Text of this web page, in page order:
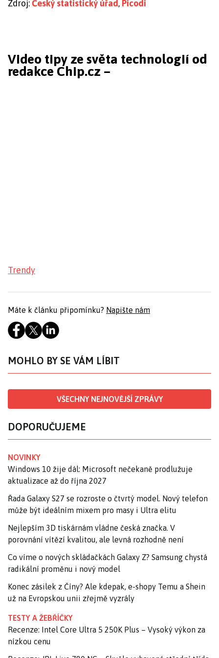
Zdroj:Český statistický úřad , Picodi
Video tipy ze světa technologií od
redakce Chip.cz –
Trendy
Máte k článku připomínku? Napište nám
MOHLO BY SE VÁM LÍBIT
VŠECHNY NEJNOVĚJŠÍ ZPRÁVY
DOPORUČUJEME
NOVINKY
Windows 10 žije dál: Microsoft nečekaně prodlužuje
aktualizace až do října 2027
Řada Galaxy S27 se rozroste o čtvrtý model. Nový telefon
může být ideálním mixem pro masy i Ultra elitu
Nejlepším 3D tiskárnám vládne česká značka. V
porovnání vítězí kvalitou, ale levná rozhodně není
Co víme o nových skládačkách Galaxy Z? Samsung chystá
radikální proměnu i nový model
Konec zásilek z Číny? Ale kdepak, e-shopy Temu a Shein
už na Evropskou unii zřejmě vyzrály
TESTY A ŽEBŘÍČKY
Recenze: Intel Core Ultra 5 250K Plus – Vysoký výkon za
nízkou cenu